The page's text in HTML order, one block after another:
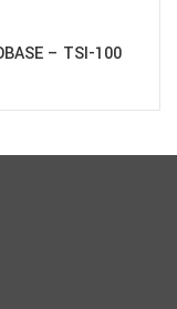
– TSI-100